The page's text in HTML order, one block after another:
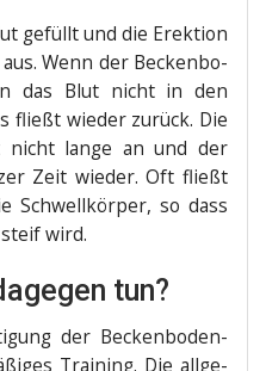
gefüllt und die Erek­ti­on
Wenn der Becken­bo­
das Blut nicht in den
fließt wie­der zurück. Die
nicht lan­ge an und der
Zeit wie­der. Oft fließt
Schwell­kör­per, so dass
wird.
tun?
der Becken­bo­den­
Trai­ning. Die all­ge­